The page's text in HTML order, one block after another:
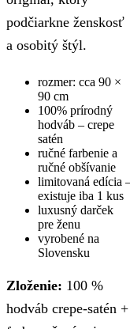
podčiarkne ženskosť
a osobitý štýl.
rozmer: cca 90 ×
90 cm
100% prírodný
hodváb – crepe
satén
ručné farbenie a
ručné obšívanie
limitovaná edícia
existuje iba 1 kus
luxusný darček
pre ženu
vyrobené na
Slovensku
Zloženie: 100 %
hodváb crepe-satén +